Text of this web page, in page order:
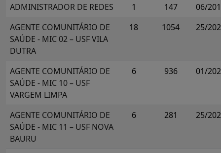
ADMINISTRADOR DE REDES
1 147
06/
AGENTE COMUNITÁRIO DE
SAÚDE - MIC 02 – USF VILA
DUTRA
18 1054 25/
AGENTE COMUNITÁRIO DE
SAÚDE - MIC 10 – USF
VARGEM LIMPA
6 936 01/
AGENTE COMUNITÁRIO DE
SAÚDE - MIC 11 – USF NOVA
BAURU
6 281 25/